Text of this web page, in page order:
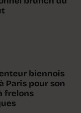
biennois
Paris pour son
frelons